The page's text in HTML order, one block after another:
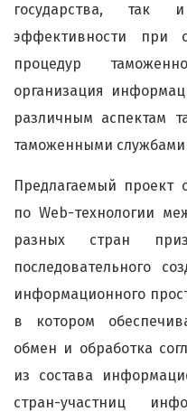
государства,
эффективности при
процедур
организация
различным аспектам
таможенными службами
Предлагаемый проект
по Web-технологии
разных стран
последовательного
информационного
в котором
обмен и обработка
из состава
стран-участниц